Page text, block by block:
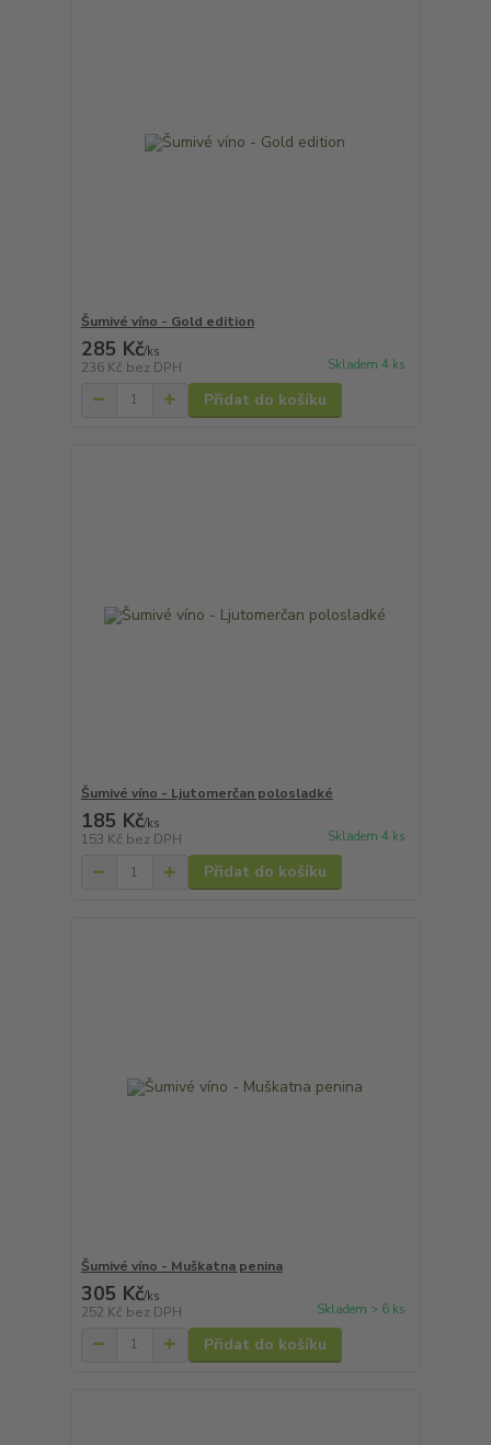
Šumivé víno - Gold edition
285 Kč/ks
236 Kč bez DPH Skladem 4 ks
Přidat do košíku
Šumivé víno - Ljutomerčan polosladké
185 Kč/ks
153 Kč bez DPH Skladem 4 ks
Přidat do košíku
Šumivé víno - Muškatna penina
305 Kč/ks
252 Kč bez DPH Skladem > 6 ks
Přidat do košíku